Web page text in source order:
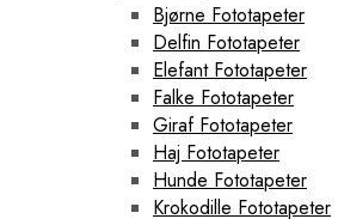
Bjørne Fototapeter
Delfin Fototapeter
Elefant Fototapeter
Falke Fototapeter
Giraf Fototapeter
Haj Fototapeter
Hunde Fototapeter
Krokodille Fototapeter